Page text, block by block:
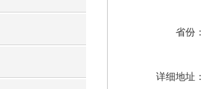
省份：
详细地址：